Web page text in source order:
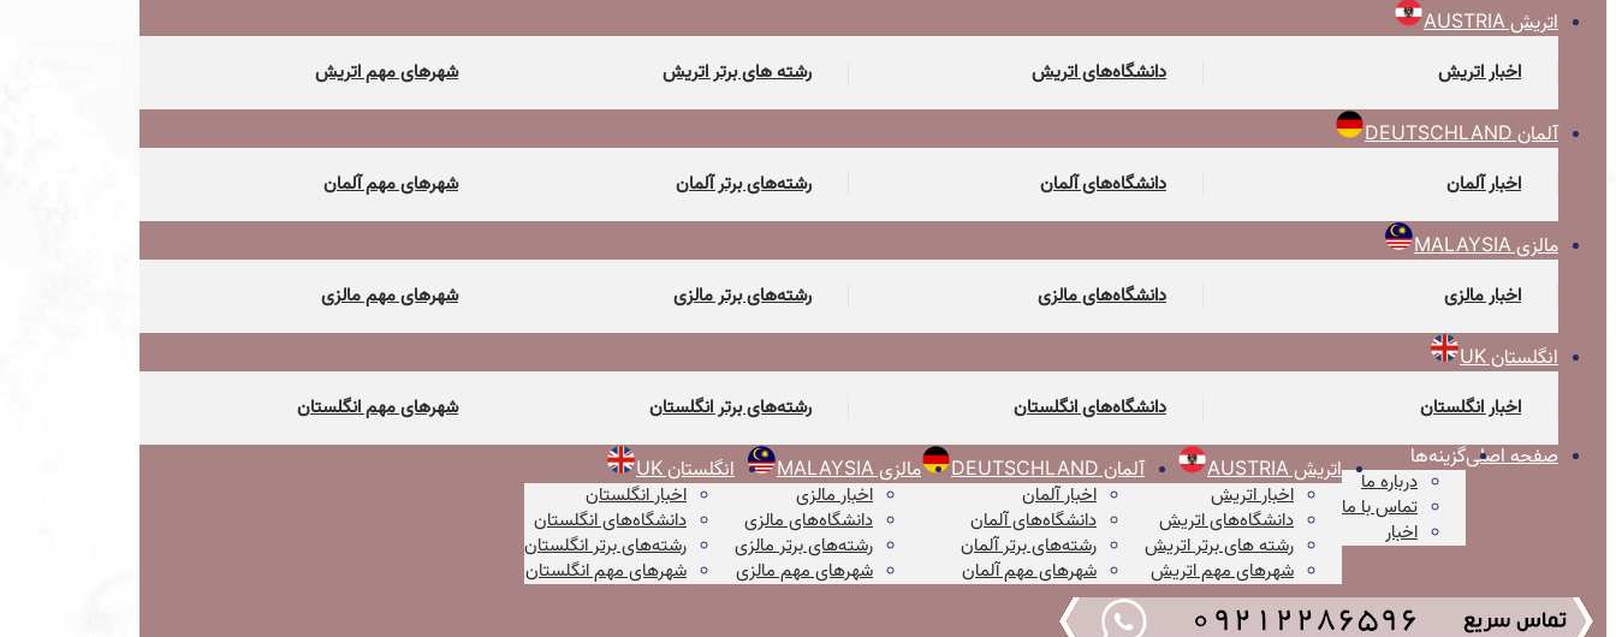
اتریش AUSTRIA
اخبار اتریش دانشگاه‌های اتریش رشته های برتر اتریش شهرهای مهم اتریش
آلمان DEUTSCHLAND
اخبار آلمان دانشگاه‌های آلمان رشته‌های برتر آلمان شهرهای مهم آلمان
مالزی MALAYSIA
اخبار مالزی دانشگاه‌های مالزی رشته‌های برتر مالزی شهرهای مهم مالزی
انگلستان UK
اخبار انگلستان دانشگاه‌های انگلستان رشته‌های برتر انگلستان شهرهای مهم انگلستان
صفحه اصلیگزینه‌ها
درباره ما
تماس با ما
اخبار
اتریش AUSTRIA
اخبار اتریش
دانشگاه‌های اتریش
رشته های برتر اتریش
شهرهای مهم اتریش
آلمان DEUTSCHLAND
اخبار آلمان
دانشگاه‌های آلمان
رشته‌های برتر آلمان
شهرهای مهم آلمان
مالزی MALAYSIA
اخبار مالزی
دانشگاه‌های مالزی
رشته‌های برتر مالزی
شهرهای مهم مالزی
انگلستان UK
اخبار انگلستان
دانشگاه‌های انگلستان
رشته‌های برتر انگلستان
شهرهای مهم انگلستان